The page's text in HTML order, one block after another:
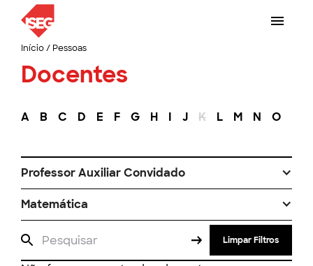
Início/ Pessoas
Docentes
A B C D E F G H I J K L M N O
Professor Auxiliar Convidado
Matemática
Limpar Filtros